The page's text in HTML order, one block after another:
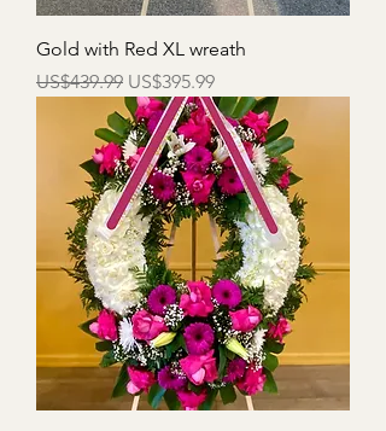
Gold with Red XL wreath
一般價格
US$439.99 促銷價格
US$395.99